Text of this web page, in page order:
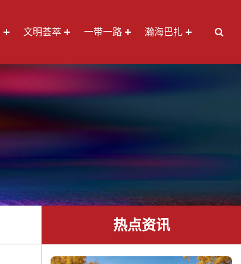
文明荟萃 一带一路 瀚海巴扎
热点资讯